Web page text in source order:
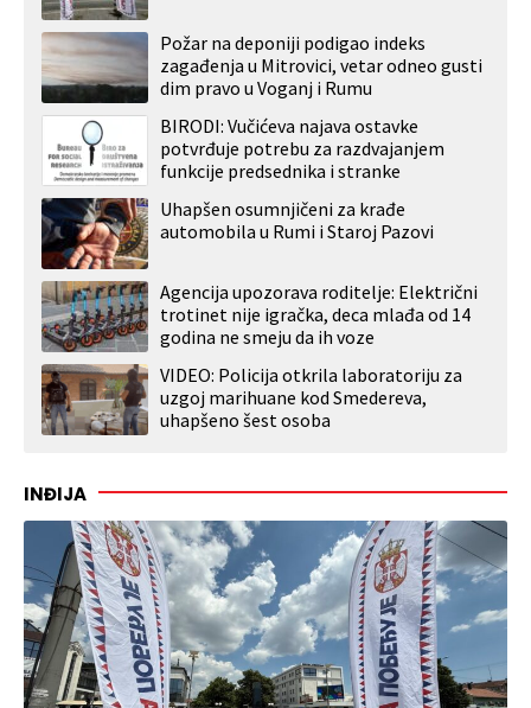
Požar na deponiji podigao indeks
zagađenja u Mitrovici, vetar odneo gusti
dim pravo u Voganj i Rumu
BIRODI: Vučićeva najava ostavke
potvrđuje potrebu za razdvajanjem
funkcije predsednika i stranke
Uhapšen osumnjičeni za krađe
automobila u Rumi i Staroj Pazovi
Agencija upozorava roditelje: Električni
trotinet nije igračka, deca mlađa od 14
godina ne smeju da ih voze
VIDEO: Policija otkrila laboratoriju za
uzgoj marihuane kod Smedereva,
uhapšeno šest osoba
INĐIJA